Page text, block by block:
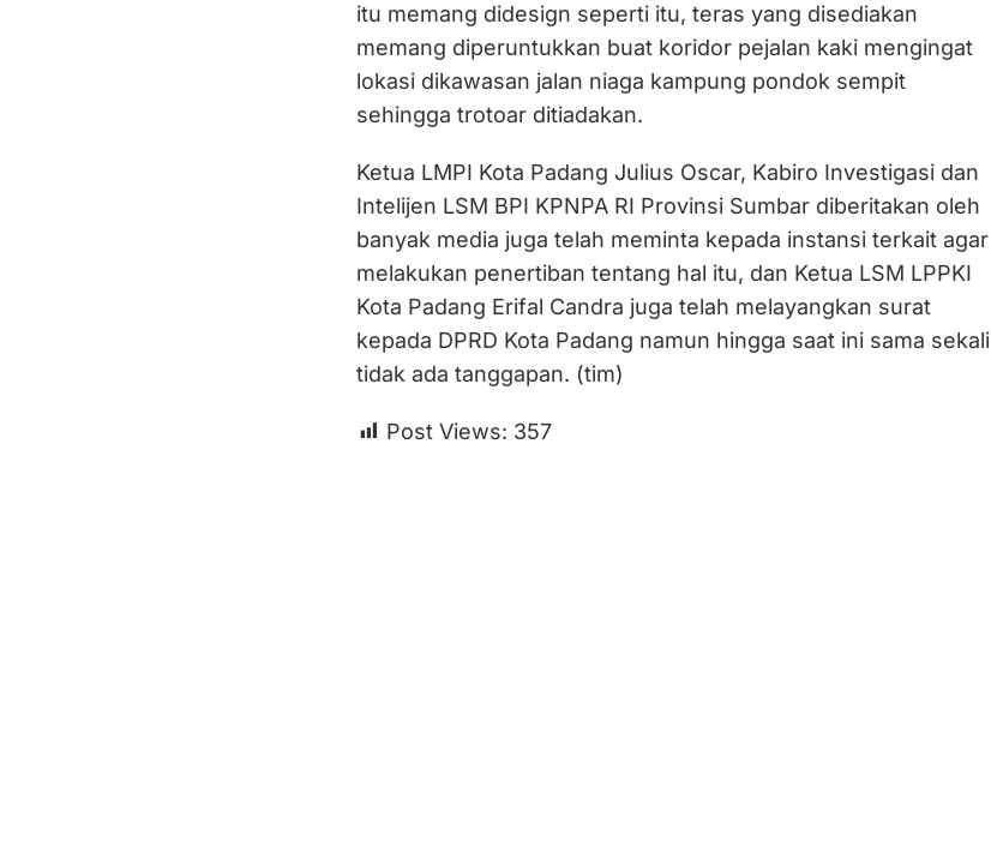
itu memang didesign seperti itu, teras yang disediakan
memang diperuntukkan buat koridor pejalan kaki mengingat
lokasi dikawasan jalan niaga kampung pondok sempit
sehingga trotoar ditiadakan.
Ketua LMPI Kota Padang Julius Oscar, Kabiro Investigasi dan
Intelijen LSM BPI KPNPA RI Provinsi Sumbar diberitakan oleh
banyak media juga telah meminta kepada instansi terkait agar
melakukan penertiban tentang hal itu, dan Ketua LSM LPPKI
Kota Padang Erifal Candra juga telah melayangkan surat
kepada DPRD Kota Padang namun hingga saat ini sama sekali
tidak ada tanggapan. (tim)
Post Views: 357